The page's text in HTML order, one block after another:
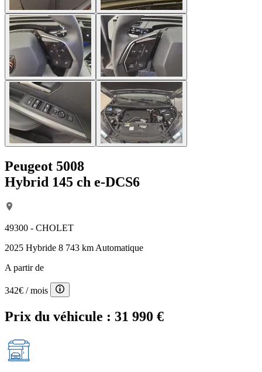
Peugeot 5008
Hybrid 145 ch e-DCS6
49300 - CHOLET
2025 Hybride 8 743 km Automatique
A partir de
342€ / mois
Prix du véhicule : 31 990 €